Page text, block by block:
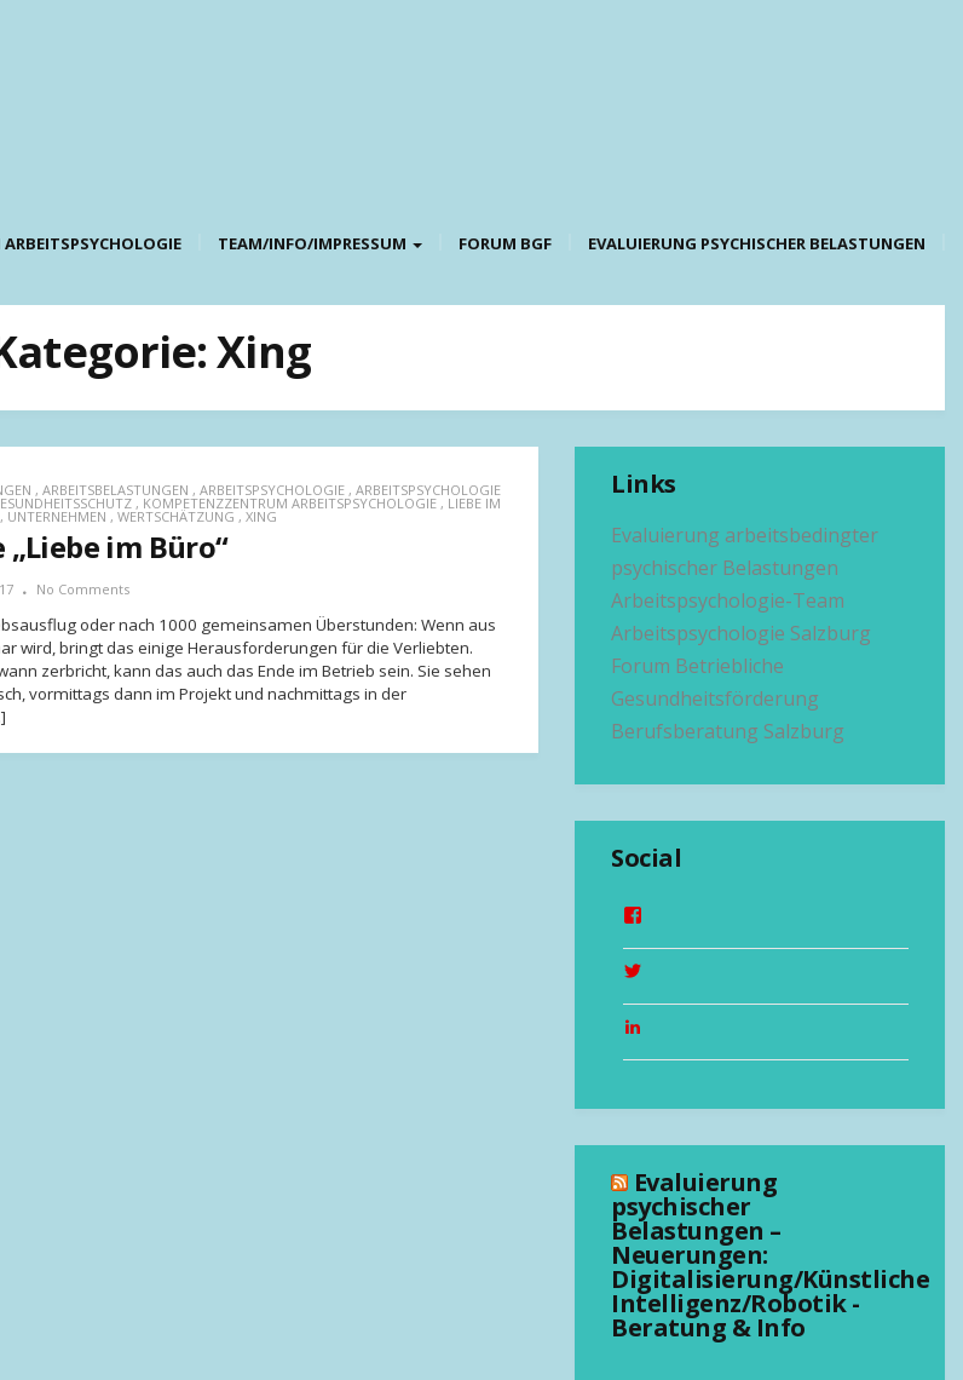
TEAM/INFO/IMPRESSUM FORUM BGF EVALUIERUNG PSYCHISCHER BELASTUNGEN
Xing
, ARBEITSBELASTUNGEN , ARBEITSPSYCHOLOGIE , ARBEITSPSYCHOLOGIE
, KOMPETENZZENTRUM ARBEITSPSYCHOLOGIE , LIEBE IM
, UNTERNEHMEN , WERTSCHÄTZUNG , XING
im Büro“
No Comments
oder nach 1000 gemeinsamen Überstunden: Wenn aus
wird, bringt das einige Herausforderungen für die Verliebten.
zerbricht, kann das auch das Ende im Betrieb sein. Sie sehen
vormittags dann im Projekt und nachmittags in der
Links
Evaluierung arbeitsbedingter
psychischer Belastungen
Arbeitspsychologie-Team
Arbeitspsychologie Salzburg
Forum Betriebliche
Gesundheitsförderung
Berufsberatung Salzburg
Social
Evaluierung
psychischer
Belastungen –
Neuerungen:
Digitalisierung/Künstliche
Intelligenz/Robotik -
Beratung & Info